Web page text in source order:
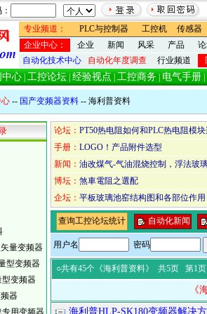
专业频道：
PLC与控制器 工控机
传感器
企业中心：
企业 新闻 风采 产品
自动化技术中心
自动化年度调查 行业频道
中心 工控论坛 经验视点 工控商务 电气手册
心 -- 国产变频器资料 -- 海利普资料
量变频器
型变频器
型变频器
器
专用变频器
论坛： PT50热电阻如何和PLC热电阻模
手册： LOGO！产品附件选型
新闻： 油改煤气-气油混烧控制，浮法玻
博坛： 煞車電阻之選配
企坛： 平板玻璃池窑结构图和各部位作用
查询工控论坛统计 自动化新闻
用户名 密码
○共有45个《海利普资料》 共5页 第1页
《
海利普HLP-SK180变频器解决